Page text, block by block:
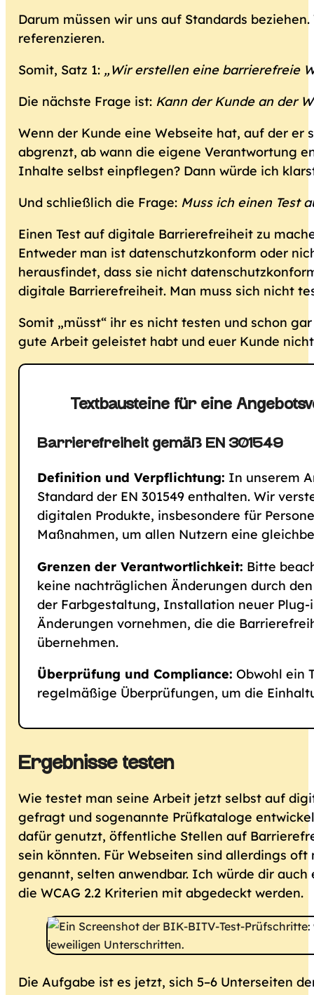
Darum müssen wir uns auf Standards
referenzieren.
Somit, Satz 1: „Wir erstellen eine barrierefreie
Die nächste Frage ist: Kann der Kunde an der
Wenn der Kunde eine Webseite hat, auf der er
abgrenzt, ab wann die eigene Verantwortung
Inhalte selbst einpflegen? Dann würde ich
Und schließlich die Frage: Muss ich einen Test
Einen Test auf digitale Barrierefreiheit zu
Entweder man ist datenschutzkonform oder
herausfindet, dass sie nicht
digitale Barrierefreiheit. Man muss sich nicht
Somit „müsst“ ihr es nicht testen und schon
gute Arbeit geleistet habt und euer Kunde
Textbausteine für eine
Barrierefreiheit gemäß EN 301549
Definition und Verpflichtung: In unserem
Standard der EN 301549 enthalten. Wir
digitalen Produkte, insbesondere für
Maßnahmen, um allen Nutzern eine
Grenzen der Verantwortlichkeit: Bitte
keine nachträglichen Änderungen durch
der Farbgestaltung, Installation neuer
Änderungen vornehmen, die die
übernehmen.
Überprüfung und Compliance: Obwohl ein
regelmäßige Überprüfungen, um die
Ergebnisse testen
Wie testet man seine Arbeit jetzt selbst auf
gefragt und sogenannte Prüfkataloge
dafür genutzt, öffentliche Stellen auf
sein könnten. Für Webseiten sind allerdings
genannt, selten anwendbar. Ich würde dir
die WCAG 2.2 Kriterien mit abgedeckt werden.
Die Aufgabe ist es jetzt, sich 5–6 Unterseiten